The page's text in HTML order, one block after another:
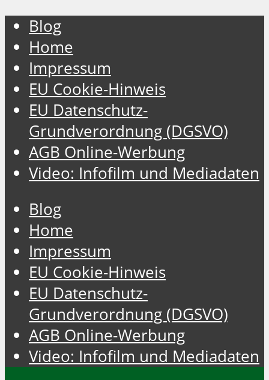
Blog
Home
Impressum
EU Cookie-Hinweis
EU Datenschutz-
Grundverordnung (DGSVO)
AGB Online-Werbung
Video: Infofilm und Mediadaten
Blog
Home
Impressum
EU Cookie-Hinweis
EU Datenschutz-
Grundverordnung (DGSVO)
AGB Online-Werbung
Video: Infofilm und Mediadaten